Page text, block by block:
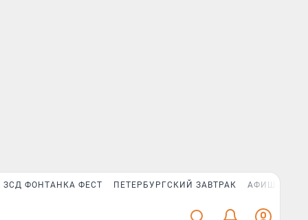
ЗСД ФОНТАНКА ФЕСТ ПЕТЕРБУРГСКИЙ ЗАВТРАК АФИША PLUS